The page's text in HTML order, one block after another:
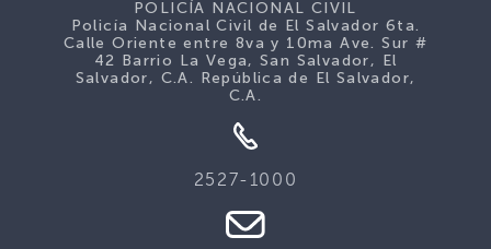
POLICÍA NACIONAL CIVIL
Policía Nacional Civil de El Salvador 6ta.
Calle Oriente entre 8va y 10ma Ave. Sur #
42 Barrio La Vega, San Salvador, El
Salvador, C.A. República de El Salvador,
C.A.
2527-1000